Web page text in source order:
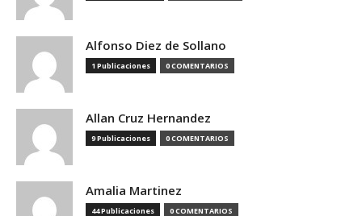
Alfonso Diez de Sollano
1 Publicaciones 0 COMENTARIOS
Allan Cruz Hernandez
9 Publicaciones 0 COMENTARIOS
Amalia Martinez
44 Publicaciones 0 COMENTARIOS